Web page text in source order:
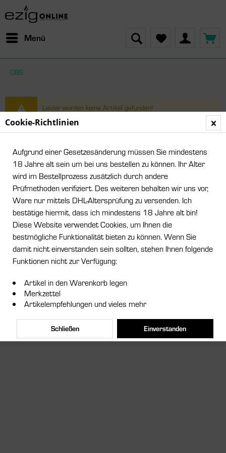
Menü
OBS
Leider wurden keine Artikel gefunden!
Service Hotline
Shop Service
Informationen
Newsletter
Nachnahmegebühren, wenn nicht anders beschrieben
Cookie-Richtlinien
Aufgrund einer Gesetzesänderung müssen Sie mindestens
18 Jahre alt sein um bei uns bestellen zu können. Ihr Alter
wird im Bestellprozess zusätzlich durch andere
Prüfmethoden verifiziert. Des weiteren behalten wir uns vor,
Ware nur mittels DHL-Altersprüfung zu versenden. Ich
bestätige hiermit, dass ich mindestens 18 Jahre alt bin!
Diese Website verwendet Cookies, um Ihnen die
bestmögliche Funktionalität bieten zu können. Wenn Sie
damit nicht einverstanden sein sollten, stehen Ihnen folgende
Funktionen nicht zur Verfügung:
Artikel in den Warenkorb legen
Merkzettel
Artikelempfehlungen und vieles mehr
Einverstanden
Schließen